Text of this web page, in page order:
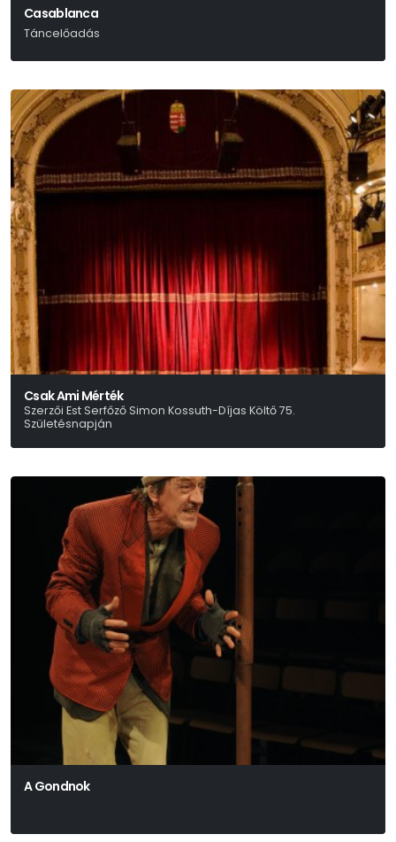
Casablanca
Táncelőadás
Csak Ami Mérték
Szerzői Est Serfőző Simon Kossuth-Díjas Költő 75.
Születésnapján
A Gondnok